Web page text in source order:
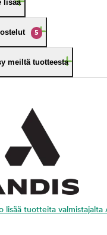
lisää
5
meiltä tuotteesta
lisää tuotteita valmistajalta